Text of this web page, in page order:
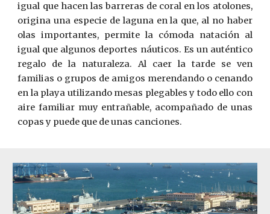
igual que hacen las barreras de coral en los atolones,
origina una especie de laguna en la que, al no haber
olas importantes, permite la cómoda natación al
igual que algunos deportes náuticos. Es un auténtico
regalo de la naturaleza. Al caer la tarde se ven
familias o grupos de amigos merendando o cenando
en la playa utilizando mesas plegables y todo ello con
aire familiar muy entrañable, acompañado de unas
copas y puede que de unas canciones.